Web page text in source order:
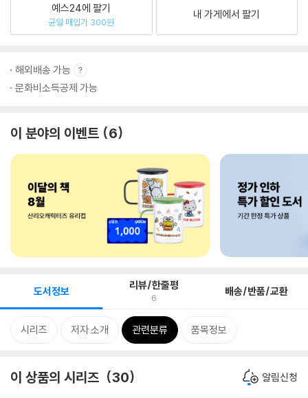
예스24에 팔기
균일 매입가 300원
내 가게에서 팔기
해외배송 가능
문화비소득공제 가능
이 분야의 이벤트 6
도서정보 리뷰/한줄평
6 배송/반품/교환
시리즈 저자 소개 관련분류 품목정보
이 상품의 시리즈 30 알림신청